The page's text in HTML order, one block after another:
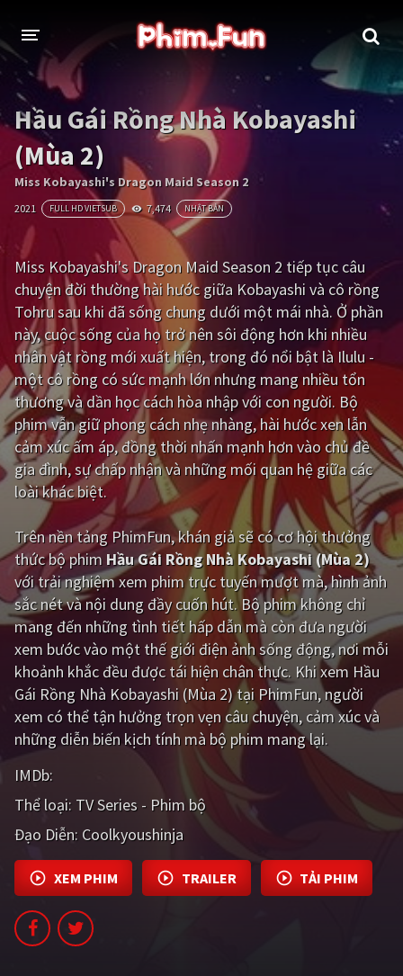
THỂ LOẠI
Thần thoại - Cổ trang Hành động
Tâm lý Chiến tranh
Võ thuật - Kiếm hiệp Nhạc kịch
Kinh dị
Phiêu lưu Hài hước
Viễn tưởng Khoa học - Tài liệu
Hoạt hình Thể thao
Tình cảm - Lãng mạn Kỳ ảo
Giật gân Gia đình
Bí ẩn Lịch sử
Viễn Tây Tiểu sử
GameShow DramaTV
QUỐC GIA
Âu - Mỹ Trung Quốc - Hồng Kông
Hàn Quốc Nhật Bản
Ấn Độ Việt Nam
Tổng hợp
CẬP NHẬT
PHIM MỚI
PHIM BỘ
PHIM LẺ
PHIM CHIẾU RẠP
Hầu Gái Rồng Nhà Kobayashi
(Mùa 2)
Miss Kobayashi's Dragon Maid Season 2
2021 FULL HD VIETSUB 7,474 NHẬT BẢN
Miss Kobayashi's Dragon Maid Season 2 tiếp tục câu
chuyện đời thường hài hước giữa Kobayashi và cô rồng
Tohru sau khi đã sống chung dưới một mái nhà. Ở phần
này, cuộc sống của họ trở nên sôi động hơn khi nhiều
nhân vật rồng mới xuất hiện, trong đó nổi bật là Ilulu -
một cô rồng có sức mạnh lớn nhưng mang nhiều tổn
thương và dần học cách hòa nhập với con người. Bộ
phim vẫn giữ phong cách nhẹ nhàng, hài hước xen lẫn
cảm xúc ấm áp, đồng thời nhấn mạnh hơn vào chủ đề
gia đình, sự chấp nhận và những mối quan hệ giữa các
loài khác biệt.
Trên nền tảng PhimFun, khán giả sẽ có cơ hội thưởng
thức bộ phim Hầu Gái Rồng Nhà Kobayashi (Mùa 2)
với trải nghiệm xem phim trực tuyến mượt mà, hình ảnh
sắc nét và nội dung đầy cuốn hút. Bộ phim không chỉ
mang đến những tình tiết hấp dẫn mà còn đưa người
xem bước vào một thế giới điện ảnh sống động, nơi mỗi
khoảnh khắc đều được tái hiện chân thực. Khi xem Hầu
Gái Rồng Nhà Kobayashi (Mùa 2) tại PhimFun, người
xem có thể tận hưởng trọn vẹn câu chuyện, cảm xúc và
những diễn biến kịch tính mà bộ phim mang lại.
IMDb:
Thể loại: TV Series - Phim bộ
Đạo Diễn: Coolkyoushinja
XEM PHIM TRAILER TẢI PHIM